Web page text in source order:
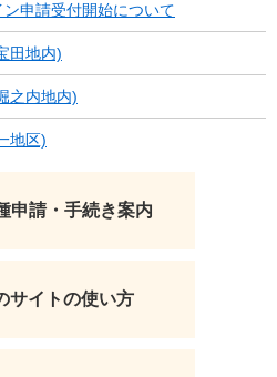
申請受付開始について
田地内)
之内地内)
地区)
申請・手続き案内
サイトの使い方